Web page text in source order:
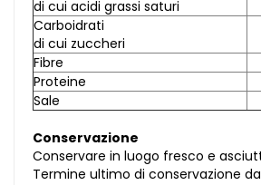
di cui acidi grassi saturi
Carboidrati
di cui zuccheri
Fibre
Proteine
Sale
Conservazione
Conservare in luogo fresco e
Termine ultimo di conservazione